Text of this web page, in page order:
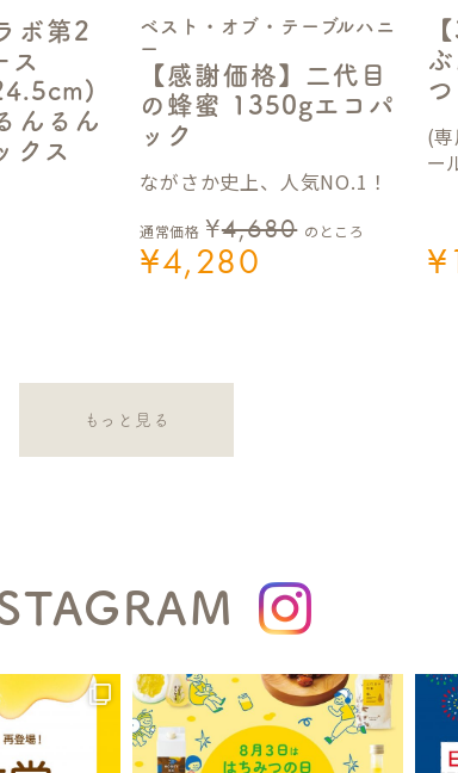
ボ第2
ス
んるん
クス
ベスト・オブ・テーブルハニ
ー
【感謝価格】二代目
の蜂蜜 1350gエコパ
ック
通常価格 ¥4,680 のところ
¥4,280
ながさか史上、人気NO.1！
¥
(
ー
もっと見る